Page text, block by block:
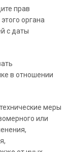
прав
органа
с даты
в отношении
меры
или